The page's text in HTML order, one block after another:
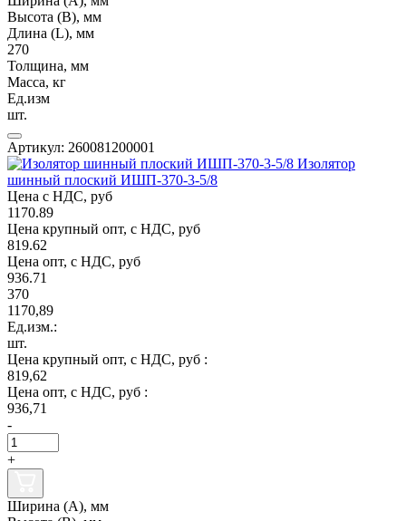
Высота (В), мм
Длина (L), мм
270
Толщина, мм
Масса, кг
Ед.изм
шт.
Артикул: 260081200001
Изолятор
шинный плоский ИШП-370-3-5/8
Цена с НДС, руб
1170.89
Цена крупный опт, с НДС, руб
819.62
Цена опт, с НДС, руб
936.71
370
1170,89
Ед.изм.:
шт.
Цена крупный опт, с НДС, руб :
819,62
Цена опт, с НДС, руб :
936,71
-
+
Ширина (А), мм